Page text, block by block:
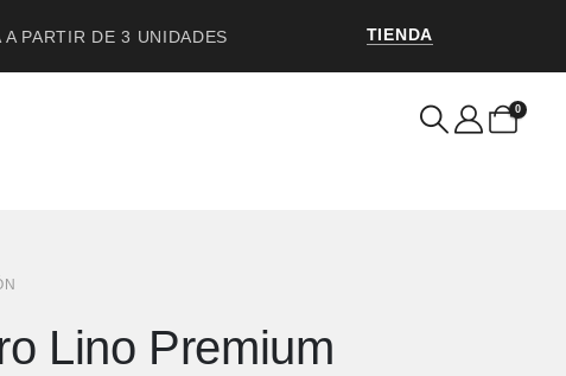
PARTIR DE 3 UNIDADES TIENDA
0
Lino Premium